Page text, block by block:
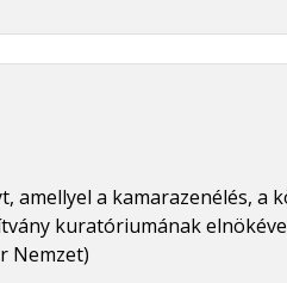
amellyel a kamarazenélés, a
kuratóriumának
Nemzet)